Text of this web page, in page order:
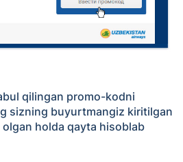
qilingan promo-kodni
sizning buyurtmangiz kiritilgan
holda qayta hisoblab